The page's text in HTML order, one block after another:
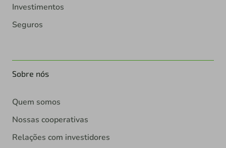
Investimentos
Seguros
Sobre nós
Quem somos
Nossas cooperativas
Relações com investidores